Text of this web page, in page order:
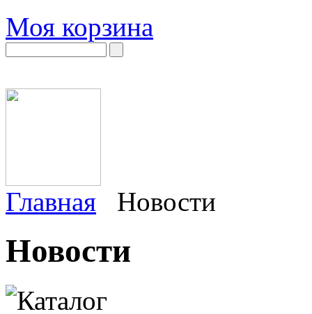
Моя корзина
Главная Новости
Новости